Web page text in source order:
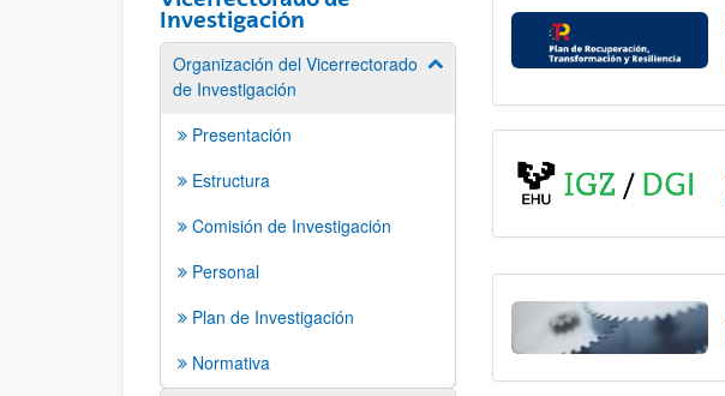
Investigación
Organización del Vicerrectorado
de Investigación
Mostrar/ocultar subpáginas
Presentación
Estructura
Comisión de Investigación
Personal
Plan de Investigación
Normativa